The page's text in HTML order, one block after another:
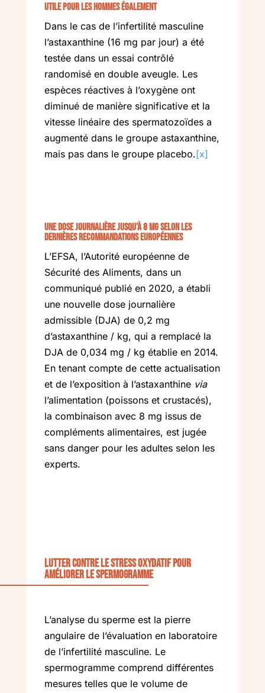
Utile pour les hommes également
Dans le cas de l’infertilité masculine
l’astaxanthine (16 mg par jour) a été
testée dans un essai contrôlé
randomisé en double aveugle. Les
espèces réactives à l’oxygène ont
diminué de manière significative et la
vitesse linéaire des spermatozoïdes a
augmenté dans le groupe astaxanthine,
mais pas dans le groupe placebo.[x]
Une dose journalière jusqu’à 8 mg selon les
dernières recommandations européennes
L’EFSA, l’Autorité européenne de
Sécurité des Aliments, dans un
communiqué publié en 2020, a établi
une nouvelle dose journalière
admissible (DJA) de 0,2 mg
d’astaxanthine / kg, qui a remplacé la
DJA de 0,034 mg / kg établie en 2014.
En tenant compte de cette actualisation
et de l’exposition à l’astaxanthine via
l’alimentation (poissons et crustacés),
la combinaison avec 8 mg issus de
compléments alimentaires, est jugée
sans danger pour les adultes selon les
experts.
Lutter contre le stress oxydatif pour
améliorer le spermogramme
L’analyse du sperme est la pierre
angulaire de l’évaluation en laboratoire
de l’infertilité masculine. Le
spermogramme comprend différentes
mesures telles que le volume de